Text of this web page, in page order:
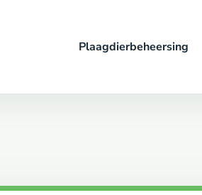
Plaagdierbeheersing